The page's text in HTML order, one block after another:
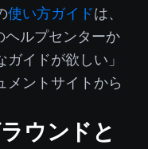
使い方ガイドは、
ルプセンターか
イドが欲しい」
メントサイトから
ウンドと